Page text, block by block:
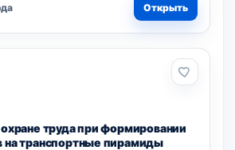
Открыть
труда при формировании
на транспортные пирамиды